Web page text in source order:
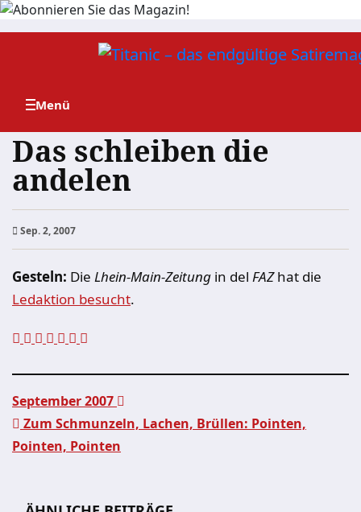
Zum
Das schleiben die
andelen
Sep. 2, 2007
Gesteln: Die Lhein-Main-Zeitung in del FAZhat die
Ledaktion besucht.
Beitragsnavigation
September 2007
Zum Schmunzeln, Lachen, Brüllen: Pointen,
Pointen, Pointen